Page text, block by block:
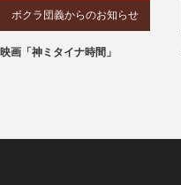
ボクラ団義からのお知らせ
映画「神ミタイナ時間」